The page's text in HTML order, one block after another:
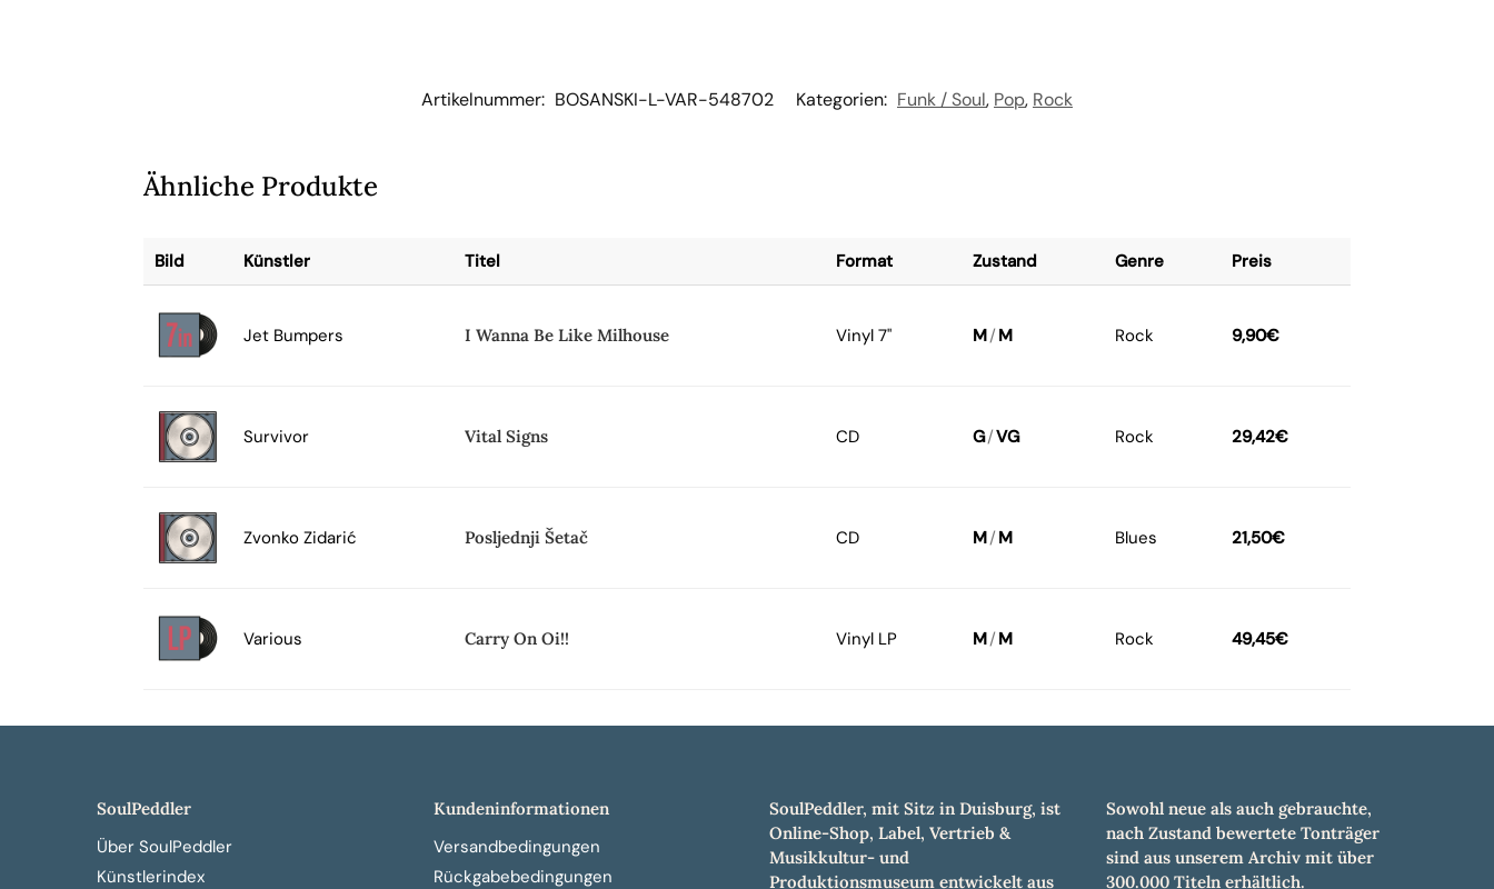
Artikelnummer: BOSANSKI-L-VAR-548702 Kategorien: Funk / Soul, Pop, Rock
Ähnliche Produkte
Bild Künstler Titel Format Zustand Genre Preis
Jet Bumpers I Wanna Be Like Milhouse Vinyl 7" M/ M Rock 9,90€
Survivor Vital Signs CD G/VG Rock 29,42€
Zvonko Zidarić Posljednji Šetač CD M/ M Blues 21,50€
Various Carry On Oi!! Vinyl LP M/ M Rock 49,45€
SoulPeddler
Über SoulPeddler
Künstlerindex
Kundeninformationen
Versandbedingungen
Rückgabebedingungen
SoulPeddler, mit Sitz in Duisburg, ist
Online-Shop, Label, Vertrieb &
Musikkultur- und
Produktionsmuseum entwickelt aus
Sowohl neue als auch gebrauchte,
nach Zustand bewertete Tonträger
sind aus unserem Archiv mit über
300.000 Titeln erhältlich.